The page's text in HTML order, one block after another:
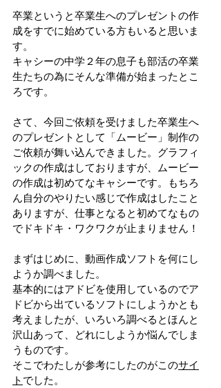
卒業というと卒業生へのプレゼントの作
成をすでに始めている方もいると思いま
す。
キャシーの中学２年の息子も部活の卒業
生たちの為にそんな準備が始まったとこ
ろです。
さて、今回ご依頼を受けました卒業生へ
のプレゼントとして「ムービー」制作の
ご依頼が舞い込んできました。グラフィ
ックの作成はしておりますが、ムービー
の作成は初めてなキャシーです。もちろ
ん自分のやりたい感じで作成はしたこと
ありますが、仕事となると初めてなもの
でドキドキ・ワクワクが止まりません！
まずはじめに、動画作成ソフトを何にし
ようか調べました。
基本的にはアドビを使用しているのでア
ドビから出ているソフトにしようかとも
考えましたが、いろいろ調べるとほんと
沢山あって、どれにしようか悩んでしま
うものです。
そこでわたしが参考にしたのがこのサイ
ト でした。